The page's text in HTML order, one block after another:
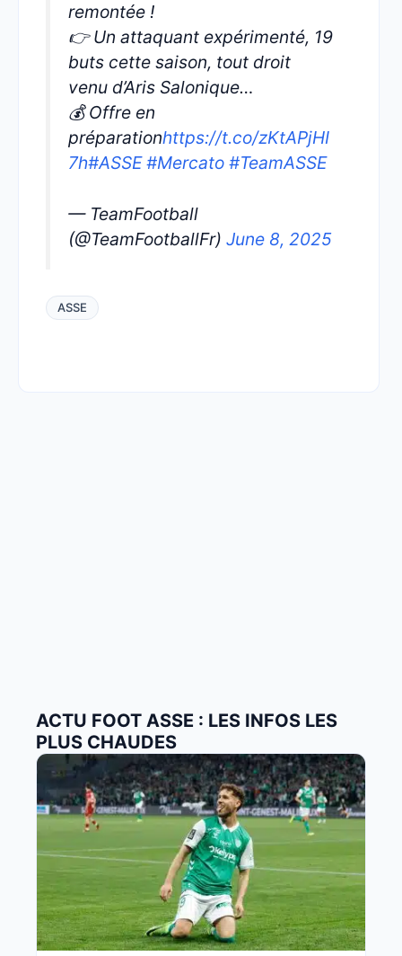
remontée !
👉 Un attaquant expérimenté, 19
buts cette saison, tout droit
venu d’Aris Salonique…
💰 Offre en
préparationhttps://t.co/zKtAPjHI
7h#ASSE #Mercato #TeamASSE
— TeamFootball
(@TeamFootballFr) June 8, 2025
ASSE
ACTU FOOT ASSE : LES INFOS LES
PLUS CHAUDES